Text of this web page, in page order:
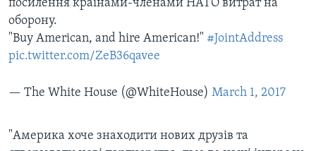
посилення країнами-членами НАТО витрат на
оборону.
"Buy American, and hire American!" #JointAddress
pic.twitter.com/ZeB36qavee
— The White House (@WhiteHouse) March 1, 2017
"Америка хоче знаходити нових друзів та